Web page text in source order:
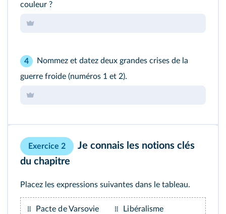
couleur ?
4
Nommez et datez deux grandes crises de la
guerre froide (numéros 1 et 2).
Exercice 2
Je connais les notions clés
du chapitre
Placez les expressions suivantes dans le tableau.
Pacte de Varsovie Libéralisme